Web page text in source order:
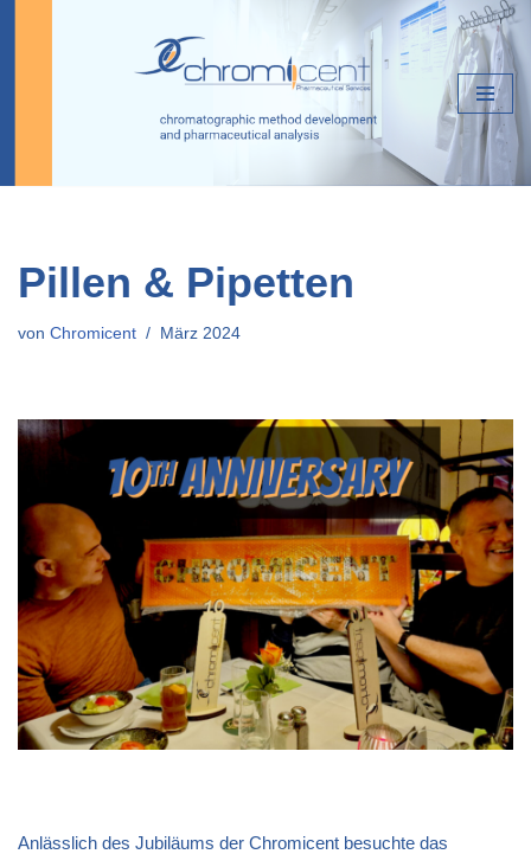
Pillen & Pipetten
von Chromicent März 2024
Anlässlich des Jubiläums der Chromicent besuchte das